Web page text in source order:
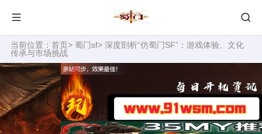
当前位置： 首页> 蜀门sf> 深度剖析“仿蜀门SF”：游戏体验、文化
传承与市场挑战